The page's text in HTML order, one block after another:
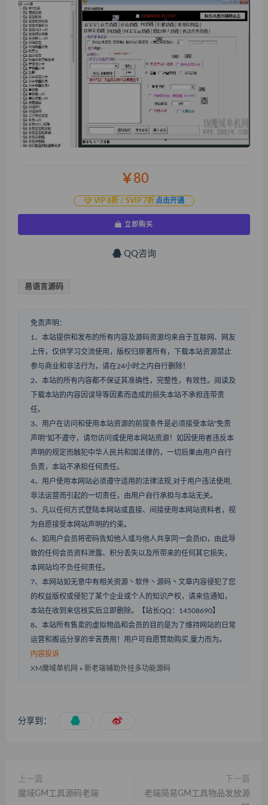
￥80
VIP 8折 / SVIP 7折 点击开通
立即购买
QQ咨询
易语言源码
免责声明：
1、本站提供和发布的所有内容及源码资源均来自于互联网、网友
上传，仅供学习交流使用，版权归原著所有，下载本站资源禁止
参与商业和非法行为，请在24小时之内自行删除！
2、本站的所有内容都不保证其准确性，完整性，有效性。阅读及
下载本站的内容因误导等因素而造成的损失本站不承担连带责
任。
3、用户在访问和使用本站资源的前提条件是必须接受本站“免责
声明”如不遵守，请勿访问或使用本网站资源！如因使用者违反本
声明的规定而触犯中华人民共和国法律的，一切后果由用户自行
负责，本站不承担任何责任。
4、用户使用本网站必须遵守适用的法律法规,对于用户违法使用,
非法运营而引起的一切责任，由用户自行承担与本站无关。
5、凡以任何方式登陆本网站或直接、间接使用本网站资料者，视
为自愿接受本网站声明的约束。
6、如用户会员将密码告知他人或与他人共享同一会员ID，由此导
致的任何会员资料泄露、积分丢失以及所带来的任何其它损失，
本网站均不负任何责任。
7、本网站如无意中有相关资源丶软件丶源码丶文章内容侵犯了您
的权益版权或侵犯了某个企业或个人的知识产权，请来信通知，
本站在收到来信核实后立即删除。【站长QQ：14508690】
8、本站所有售卖的虚拟物品和会员的目的是为了维持网站的日常
运营和搬运分享的辛苦费用！用户可自愿赞助购买,量力而为。
内容投诉
XM魔域单机网 » 新老端辅助外挂多功能源码
分享到：
上一篇
魔域GM工具源码老端
下一篇
老端简易GM工具物品发放源